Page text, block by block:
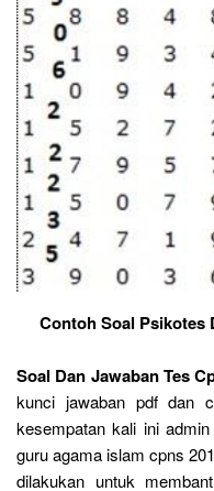
Contoh Soal Psikotes
Soal Dan Jawaban Tes
kunci jawaban pdf dan
kesempatan kali ini
guru agama islam cpns
dilakukan untuk